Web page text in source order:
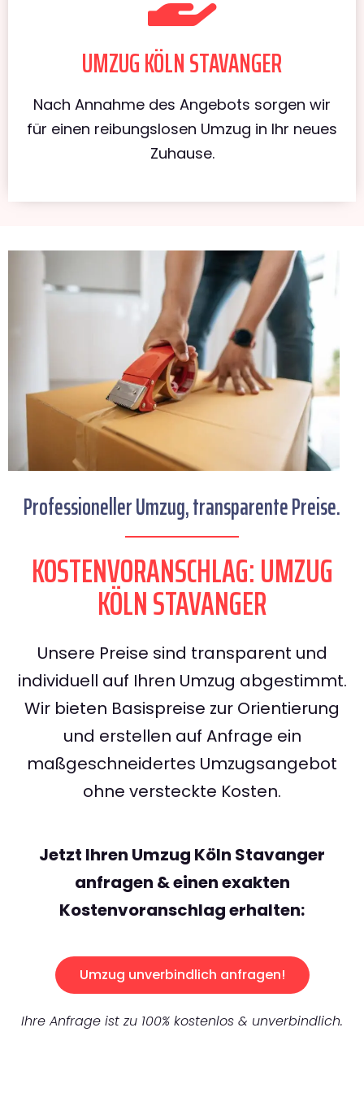
UMZUG KÖLN STAVANGER
Nach Annahme des Angebots sorgen wir
für einen reibungslosen Umzug in Ihr neues
Zuhause.
Professioneller Umzug, transparente Preise.
KOSTENVORANSCHLAG: UMZUG
KÖLN STAVANGER
Unsere Preise sind transparent und
individuell auf Ihren Umzug abgestimmt.
Wir bieten Basispreise zur Orientierung
und erstellen auf Anfrage ein
maßgeschneidertes Umzugsangebot
ohne versteckte Kosten.
Jetzt Ihren Umzug Köln Stavanger
anfragen & einen exakten
Kostenvoranschlag erhalten:
Umzug unverbindlich anfragen!
Ihre Anfrage ist zu 100% kostenlos & unverbindlich.